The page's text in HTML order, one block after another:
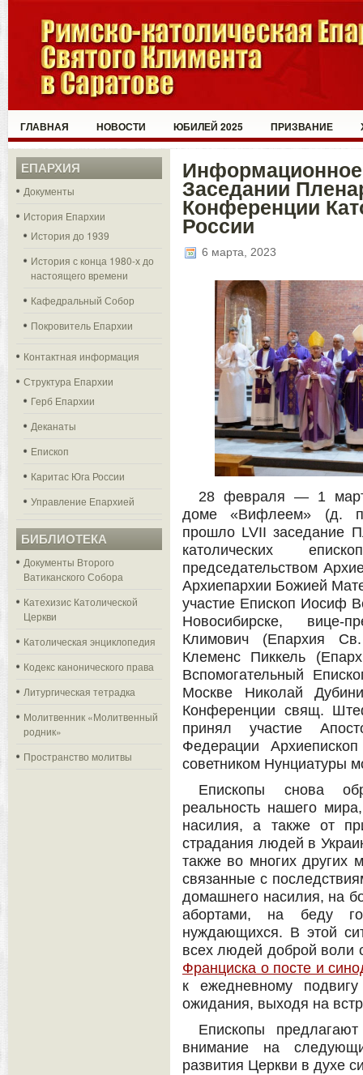
ГЛАВНАЯ НОВОСТИ ЮБИЛЕЙ 2025 ПРИЗВАНИЕ
ЕПАРХИЯ
Документы
История Епархии
История до 1939
История с конца 1980-х до
настоящего времени
Кафедральный Собор
Покровитель Епархии
Контактная информация
Структура Епархии
Герб Епархии
Деканаты
Епископ
Каритас Юга России
Управление Епархией
БИБЛИОТЕКА
Документы Второго
Ватиканского Собора
Катехизис Католической
Церкви
Католическая энциклопедия
Кодекс канонического права
Литургическая тетрадка
Молитвенник «Молитвенный
родник»
Пространство молитвы
Заседании
Конференции
России
6 марта, 2023
28 февраля — 1
доме «Вифлеем» (д.
прошло LVII заседание
католических
председательством
Архиепархии Божией
участие Епископ Иосиф
Новосибирске, вице-
Климович (Епархия
Клеменс Пиккель
Вспомогательный
Москве Николай
Конференции свящ.
принял участие
Федерации
советником Нунциатуры
Епископы снова
реальность нашего
насилия, а также от
страдания людей в
также во многих других
связанные с
домашнего насилия, на
абортами, на беду
нуждающихся. В этой
всех людей доброй воли
Франциска о посте и
к ежедневному
ожидания, выходя на
Епископы
внимание на
развития Церкви в духе